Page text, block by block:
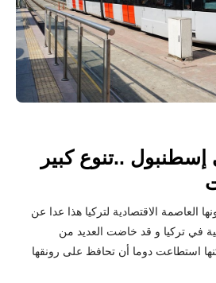
إسطنبول ..تنوع كبير
العاصمة الاقتصادية لتركيا هذا عدا عن
في تركيا و قد خاضت العديد من
استطاعت دوما أن تحافظ على رونقها